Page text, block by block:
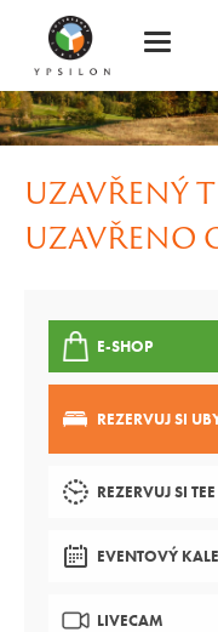
UZAVŘENÝ
UZAVŘENO
E-SHOP
REZERVUJ SI
REZERVUJ SI
EVENTOVÝ
LIVECAM